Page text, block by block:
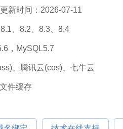
新时间：2026-07-11
、8.2、8.3、8.4
，MySQL5.7
、腾讯云(cos)、七牛云
件缓存